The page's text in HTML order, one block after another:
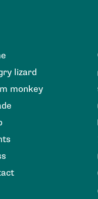
lizard
monkey